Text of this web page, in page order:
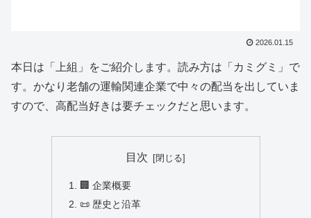
2026.01.15
本日は「上組」をご紹介します。読み方は「カミグミ」で
す。かなり老舗の運輸関連企業で中々の配当を出していま
すので、高配当好きは要チェックだと思います。
目次
🏢 企業概要
📜 歴史と沿革